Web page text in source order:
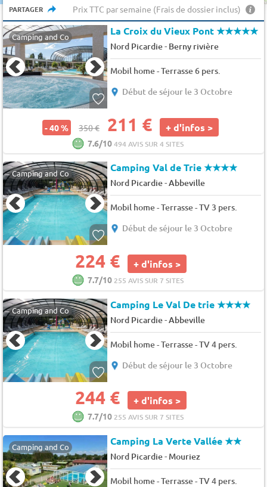
PARTAGER Prix TTC par semaine (Frais de dossier inclus)
Camping and Co La Croix du Vieux Pont★★★★★
Nord Picardie- Berny rivière
Mobil home - Terrasse 6 pers.
Début de séjour le 3 Octobre
- 40 % 350 € 211 € + d'infos >
7.6/10494 AVIS SUR 4 SITES
Camping and Co Camping Val de Trie★★★★
Nord Picardie-Abbeville
Mobil home - Terrasse - TV 3 pers.
Début de séjour le 3 Octobre
224 € + d'infos >
7.7/10 255 AVIS SUR 7 SITES
Camping and Co Camping Le Val De trie★★★★
Nord Picardie-Abbeville
Mobil home - Terrasse - TV 4 pers.
Début de séjour le 3 Octobre
244 € + d'infos >
7.7/10 255 AVIS SUR 7 SITES
Camping and Co Camping La Verte Vallée★★
Nord Picardie- Mouriez
Mobil home - Terrasse - TV 4 pers.